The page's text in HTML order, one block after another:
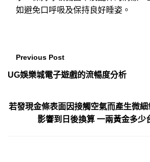
如避免口呼吸及保持良好睡姿。
Previous Post
UG娛樂城電子遊戲的流暢度分析
若發現金條表面因接觸空氣而產生微
影響到日後換算 一兩黃金多少